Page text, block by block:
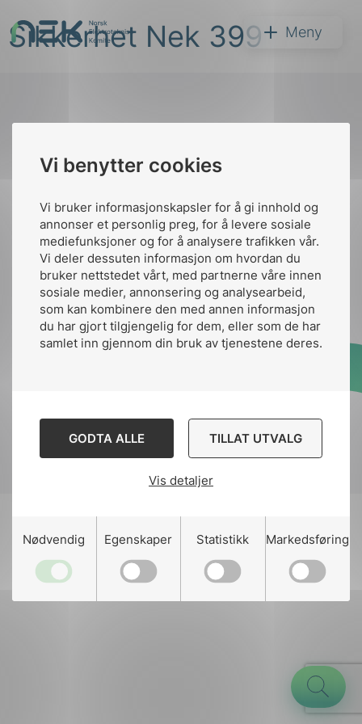
Vi benytter cookies
Vi bruker informasjonskapsler for å gi innhold og
annonser et personlig preg, for å levere sosiale
mediefunksjoner og for å analysere trafikken vår.
Vi deler dessuten informasjon om hvordan du
bruker nettstedet vårt, med partnerne våre innen
sosiale medier, annonsering og analysearbeid,
som kan kombinere den med annen informasjon
du har gjort tilgjengelig for dem, eller som de har
samlet inn gjennom din bruk av tjenestene deres.
GODTA ALLE TILLAT UTVALG
Vis detaljer
Nødvendig Egenskaper Statistikk Markedsføring
til
innhold
NEK Meny
Søk
Sikkerhet Nek 399
Kontakt oss
Ansatte
nek@nek.no
Kontakt
Bruk av Cookies